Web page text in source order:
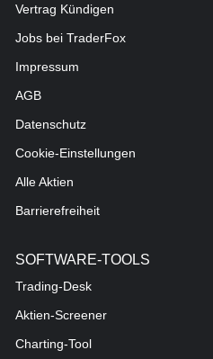
Vertrag Kündigen
Jobs bei TraderFox
Impressum
AGB
Datenschutz
Cookie-Einstellungen
Alle Aktien
Barrierefreiheit
SOFTWARE-TOOLS
Trading-Desk
Aktien-Screener
Charting-Tool